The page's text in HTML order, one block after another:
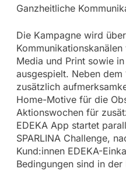
Ganzheitliche
Die Kampagne wird
Media und Print sowie
ausgespielt. Neben
zusätzlich
Home-Motive für die
Aktionswochen für
EDEKA App startet
SPARLINA Challenge,
Kund:innen EDEKA-
Bedingungen sind in